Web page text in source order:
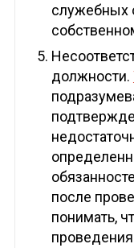
служебных
должности.
после
понимать,